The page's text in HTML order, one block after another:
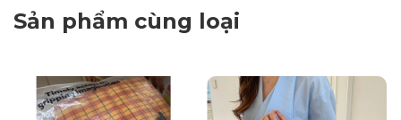
Sản phẩm cùng loại